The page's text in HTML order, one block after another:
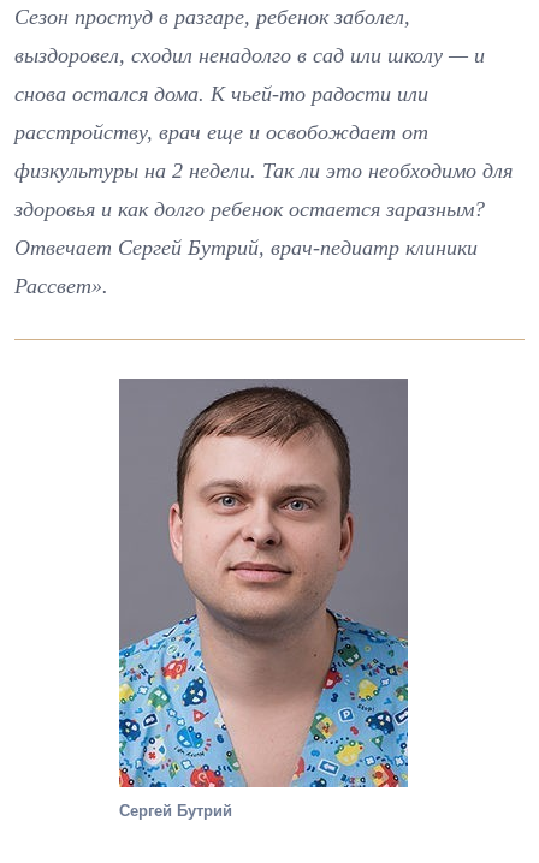
Сезон простуд в разгаре, ребенок заболел,
выздоровел, сходил ненадолго в сад или школу — и
снова остался дома. К чьей-то радости или
расстройству, врач еще и освобождает от
физкультуры на 2 недели. Так ли это необходимо для
здоровья и как долго ребенок остается заразным?
Отвечает Сергей Бутрий, врач-педиатр клиники
Рассвет».
Сергей Бутрий